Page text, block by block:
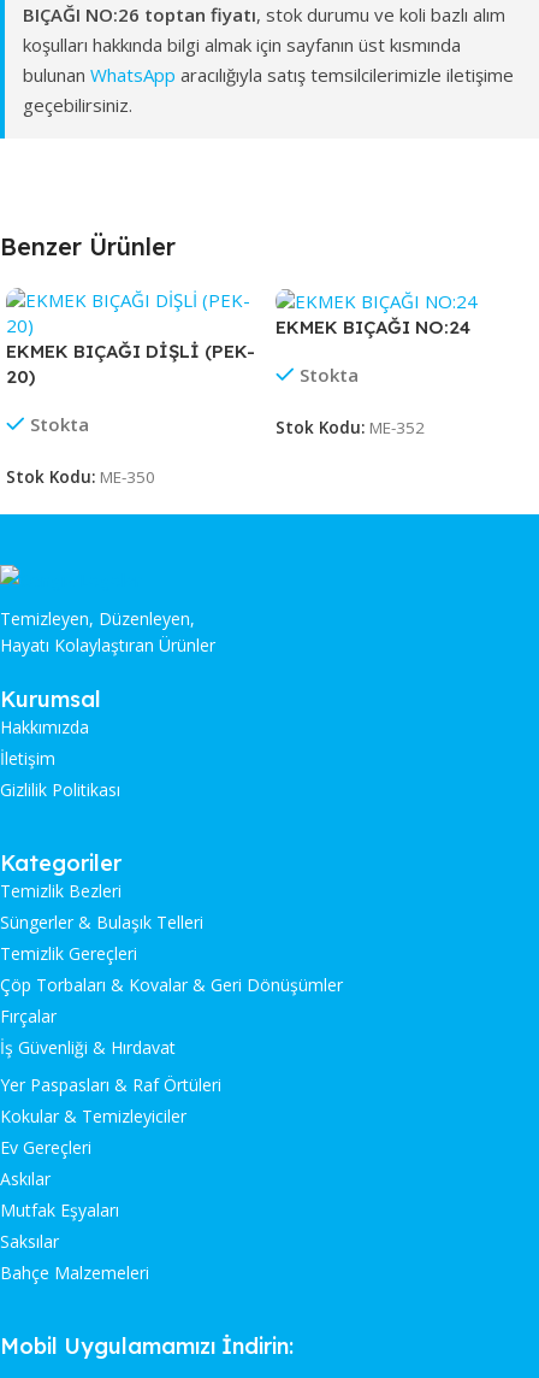
BIÇAĞI NO:26 toptan fiyatı, stok durumu ve koli bazlı alım
koşulları hakkında bilgi almak için sayfanın üst kısmında
bulunan WhatsApp aracılığıyla satış temsilcilerimizle iletişime
geçebilirsiniz.
Benzer Ürünler
EKMEK BIÇAĞI DİŞLİ (PEK-
20)
Stokta
Stok Kodu: ME-350
EKMEK BIÇAĞI NO:24
Stokta
Stok Kodu: ME-352
Temizleyen, Düzenleyen,
Hayatı Kolaylaştıran Ürünler
Kurumsal
Hakkımızda
İletişim
Gizlilik Politikası
Kategoriler
Temizlik Bezleri
Süngerler & Bulaşık Telleri
Temizlik Gereçleri
Çöp Torbaları & Kovalar & Geri Dönüşümler
Fırçalar
İş Güvenliği & Hırdavat
Yer Paspasları & Raf Örtüleri
Kokular & Temizleyiciler
Ev Gereçleri
Askılar
Mutfak Eşyaları
Saksılar
Bahçe Malzemeleri
Mobil Uygulamamızı İndirin: